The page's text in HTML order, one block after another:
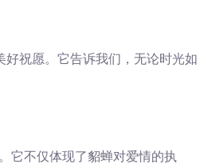
好祝愿。它告诉我们，无论时光如
它不仅体现了貂蝉对爱情的执